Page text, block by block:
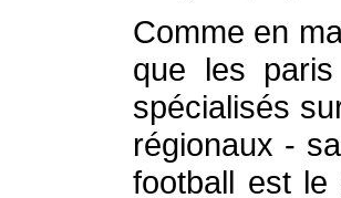
Comme en
que les
spécialisés
régionaux -
football est